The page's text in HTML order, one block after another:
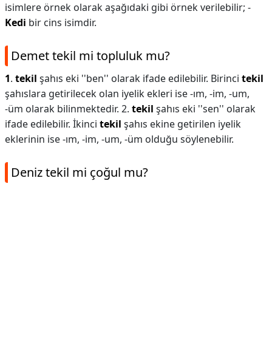
isimlere örnek olarak aşağıdaki gibi örnek verilebilir; -
Kedi bir cins isimdir.
Demet tekil mi topluluk mu?
1. tekil şahıs eki ''ben'' olarak ifade edilebilir. Birinci tekil
şahıslara getirilecek olan iyelik ekleri ise -ım, -im, -um,
-üm olarak bilinmektedir. 2. tekil şahıs eki ''sen'' olarak
ifade edilebilir. İkinci tekil şahıs ekine getirilen iyelik
eklerinin ise -ım, -im, -um, -üm olduğu söylenebilir.
Deniz tekil mi çoğul mu?